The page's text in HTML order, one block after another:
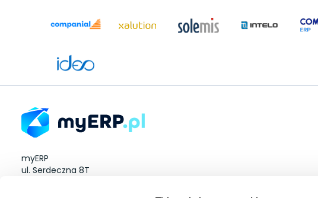
myERP
ul. Serdeczna 8T